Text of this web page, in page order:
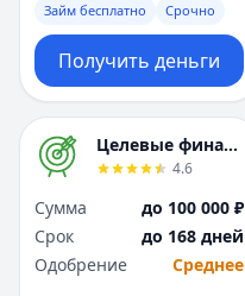
Займ бесплатно Срочно
Получить деньги
Целевые финансы
4.6
Сумма
до 100 000 ₽
Срок
до 168 дней
Одобрение
Среднее